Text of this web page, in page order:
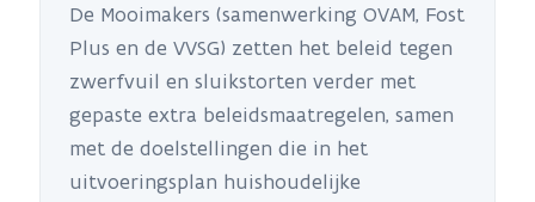
De Mooimakers (samenwerking OVAM, Fost
Plus en de VVSG) zetten het beleid tegen
zwerfvuil en sluikstorten verder met
gepaste extra beleidsmaatregelen, samen
met de doelstellingen die in het
uitvoeringsplan huishoudelijke